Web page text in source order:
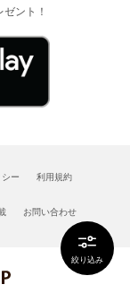
絞り込み
ント！
ー 利用規約
お問い合わせ